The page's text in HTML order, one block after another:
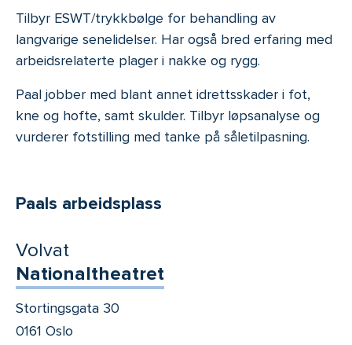
Tilbyr ESWT/trykkbølge for behandling av
langvarige senelidelser. Har også bred erfaring med
arbeidsrelaterte plager i nakke og rygg.
Paal jobber med blant annet idrettsskader i fot,
kne og hofte, samt skulder. Tilbyr løpsanalyse og
vurderer fotstilling med tanke på såletilpasning.
Paals arbeidsplass
Volvat
Nationaltheatret
Stortingsgata 30
0161 Oslo